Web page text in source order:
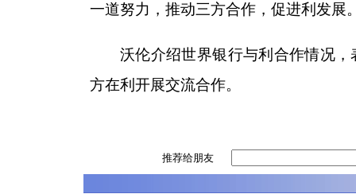
一道努力，推动三方合作，促进利发展
沃伦介绍世界银行与利合作情况
方在利开展交流合作。
推荐给朋友